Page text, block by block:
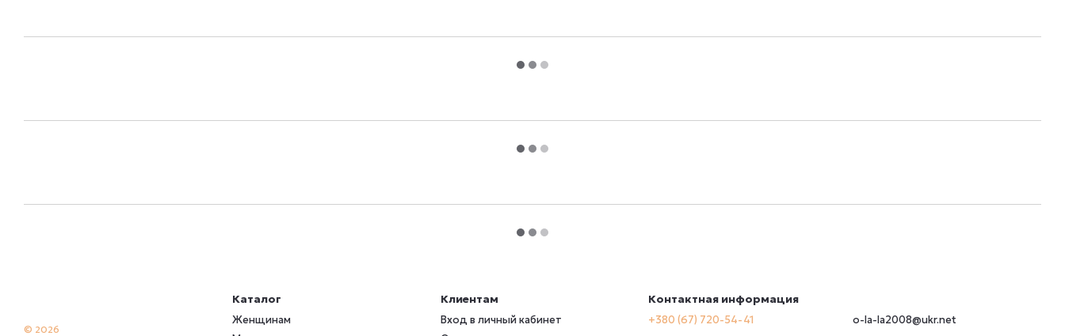
© 2026
Каталог
Женщинам
Клиентам
Вход в личный кабинет
Контактная информация
+380 (67) 720-54-41
o-la-la2008@ukr.net